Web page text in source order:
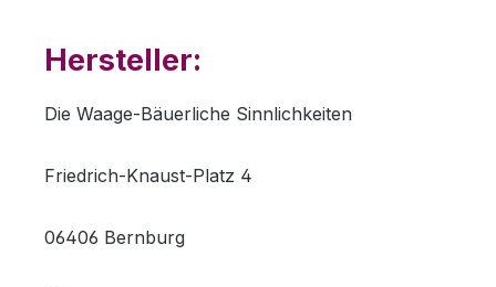
Hersteller:
Die Waage-Bäuerliche Sinnlichkeiten
Friedrich-Knaust-Platz 4
06406 Bernburg